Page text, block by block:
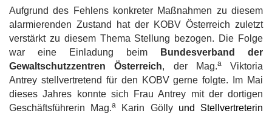
Aufgrund des Fehlens konkreter Maßnahmen zu diesem
alarmierenden Zustand hat der KOBV Österreich zuletzt
verstärkt zu diesem Thema Stellung bezogen. Die Folge
war eine Einladung beim
Bundesverband der
Gewaltschutzzentren Österreich, der Mag.aViktoria
Antrey stellvertretend für den KOBV gerne folgte. Im Mai
dieses Jahres konnte sich Frau Antrey mit der dortigen
Geschäftsführerin Mag.a Karin Gölly und Stellvertreterin